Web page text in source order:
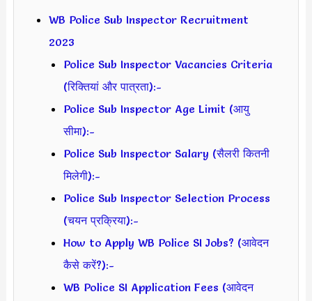
WB Police Sub Inspector Recruitment
2023
Police Sub Inspector Vacancies Criteria
(रिक्तियां और पात्रता):-
Police Sub Inspector Age Limit (आयु
सीमा):-
Police Sub Inspector Salary (सैलरी कितनी
मिलेगी):-
Police Sub Inspector Selection Process
(चयन प्रक्रिया):-
How to Apply WB Police SI Jobs? (आवेदन
कैसे करें?):-
WB Police SI Application Fees (आवेदन